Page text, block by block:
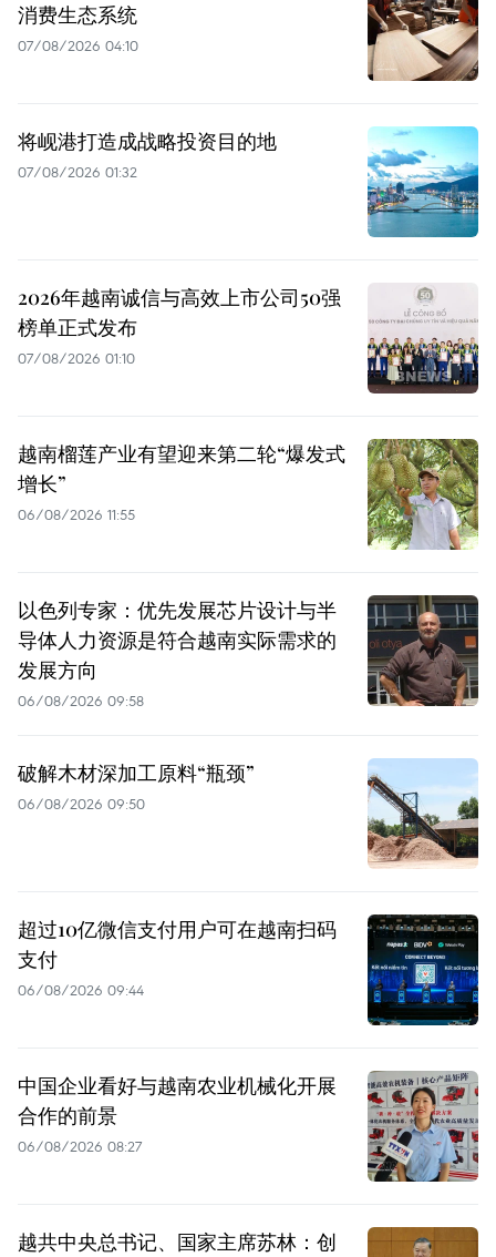
消费生态系统
07/08/2026 04:10
将岘港打造成战略投资目的地
07/08/2026 01:32
2026年越南诚信与高效上市公司50强
榜单正式发布
07/08/2026 01:10
越南榴莲产业有望迎来第二轮“爆发式
增长”
06/08/2026 11:55
以色列专家：优先发展芯片设计与半
导体人力资源是符合越南实际需求的
发展方向
06/08/2026 09:58
破解木材深加工原料“瓶颈”
06/08/2026 09:50
超过10亿微信支付用户可在越南扫码
支付
06/08/2026 09:44
中国企业看好与越南农业机械化开展
合作的前景
06/08/2026 08:27
越共中央总书记、国家主席苏林：创